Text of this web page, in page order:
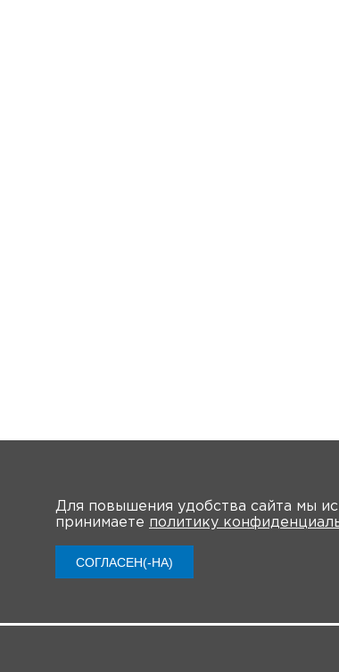
Для повышения удобства сайта мы
принимаете политику
СОГЛАСЕН(-НА)